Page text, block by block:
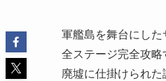
軍艦島を舞台にした
全ステージ完全攻略
廃墟に仕掛けられた